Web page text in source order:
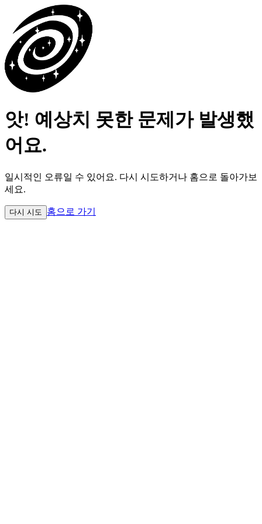
앗! 예상치 못한 문제가 발생했
어요.
일시적인 오류일 수 있어요. 다시 시도하거나 홈으로 돌아가보
세요.
다시 시도 홈으로 가기